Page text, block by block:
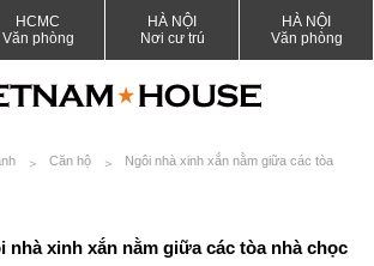
HCMC
Văn phòng
HÀ NỘI
Nơi cư trú
HÀ NỘI
Văn phòng
Căn hộ
Ngôi nhà xinh xắn nằm giữa các tòa
nhà xinh xắn nằm giữa các tòa nhà chọc